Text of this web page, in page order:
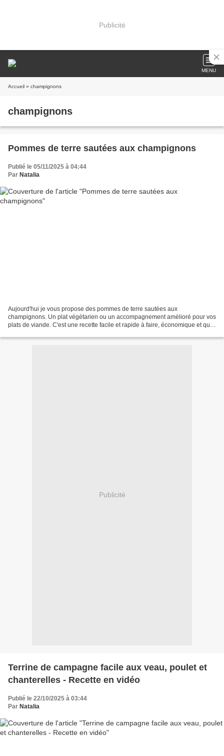
Publicité
MENU
Accueil » champignons
champignons
Pommes de terre sautées aux champignons
Publié le 05/11/2025 à 04:44
Par Natalia
Aujourd'hui je vous propose des pommes de terre sautées aux
champignons. Un plat végétarien ou un accompagnement amélioré pour vos
plats de viande. C'est une recette facile et rapide à faire, économique et qui
Publicité
Terrine de campagne facile aux veau, poulet et
chanterelles - Recette en vidéo
Publié le 22/10/2025 à 03:44
Par Natalia